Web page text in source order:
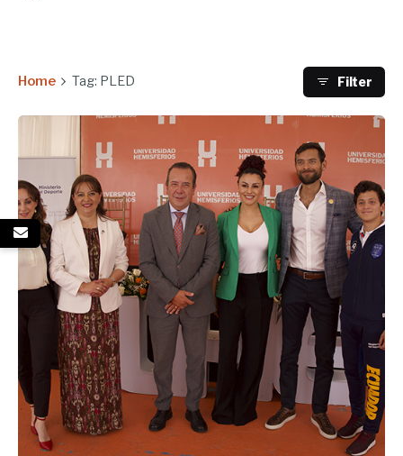
Home Tag: PLED Filter
Enviado por